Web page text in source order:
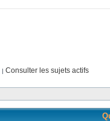
| Consulter les sujets actifs